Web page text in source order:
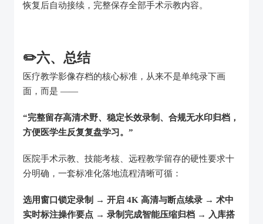
恢复后自动接续，完整保存全部手术示教内容。
✏️六、总结
医疗教学影像存档的核心标准，从来不是单纯录下画
面，而是 ——
“完整留存高清术野、稳定长效录制、合规无水印归档，
方便医学生反复复盘学习。”
医院手术示教、技能考核、远程教学留存的硬性要求十
分明确，一套标准化落地流程清晰可循：
选用窗口锁定录制 → 开启 4K 高清与断点续录 → 术中
实时标注操作要点 → 录制完成智能压缩归档 → 入库搭